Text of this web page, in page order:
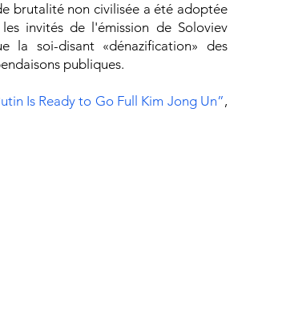
brutalité non civilisée a été adoptée
invités de l'émission de Soloviev
la soi-disant «dénazification» des
publiques.
Is Ready to Go Full Kim Jong Un”,